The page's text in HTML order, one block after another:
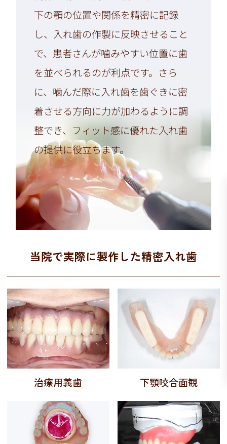
下の顎の位置や関係を精密に記録
し、入れ歯の作製に反映させること
で、患者さんが噛みやすい位置に歯
を並べられるのが利点です。さら
に、噛んだ際に入れ歯を歯ぐきに密
着させる方向に力が加わるように調
整でき、フィット感に優れた入れ歯
の提供に役立ちます。
当院で実際に製作した精密入れ歯
治療用義歯 下顎咬合面観